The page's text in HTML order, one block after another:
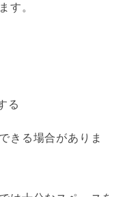
す。
る
きる場合がありま